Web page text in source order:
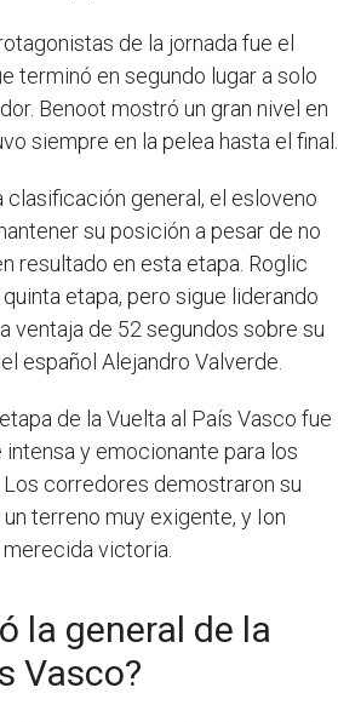
de la jornada fue el
terminó en segundo lugar a solo
Benoot mostró un gran nivel en
siempre en la pelea hasta el final.
clasificación general, el esloveno
su posición a pesar de no
resultado en esta etapa. Roglic
etapa, pero sigue liderando
ventaja de 52 segundos sobre su
español Alejandro Valverde.
de la Vuelta al País Vasco fue
y emocionante para los
corredores demostraron su
terreno muy exigente, y Ion
victoria.
la general de la
Vasco?